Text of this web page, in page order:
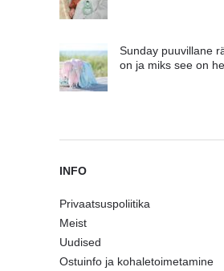
Sunday puuvillane
on ja miks see on
INFO
Privaatsuspoliitika
Meist
Uudised
Ostuinfo ja kohaletoimetamine